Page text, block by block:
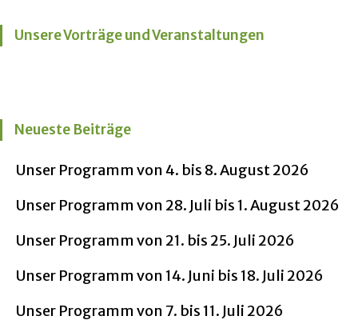
Unsere Vorträge und Veranstaltungen
Neueste Beiträge
Unser Programm von 4. bis 8. August 2026
Unser Programm von 28. Juli bis 1. August 2026
Unser Programm von 21. bis 25. Juli 2026
Unser Programm von 14. Juni bis 18. Juli 2026
Unser Programm von 7. bis 11. Juli 2026